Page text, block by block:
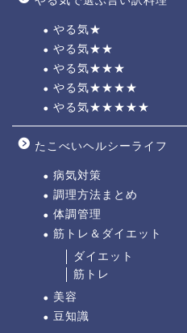
やる気★
やる気★★
やる気★★★
やる気★★★★
やる気★★★★★
たこべいヘルシーライフ
病気対策
調理方法まとめ
体調管理
筋トレ＆ダイエット
ダイエット
筋トレ
美容
豆知識